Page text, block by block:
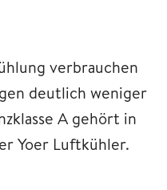
verbrauchen
deutlich weniger
A gehört in
Yoer Luftkühler.